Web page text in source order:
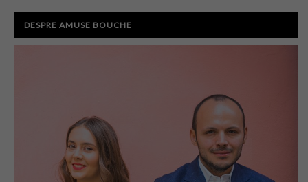
DESPRE AMUSE BOUCHE